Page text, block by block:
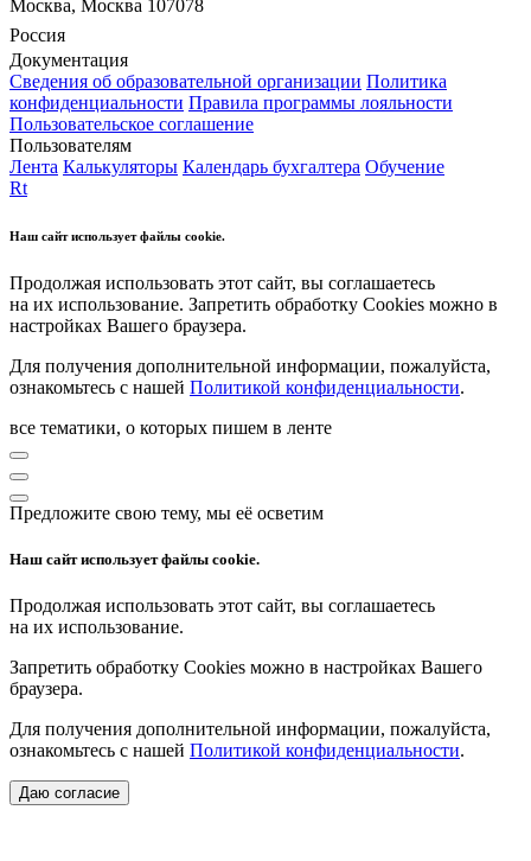
Москва, Москва 107078
Россия
Документация
Сведения об образовательной организации Политика
конфиденциальности Правила программы лояльности
Пользовательское соглашение
Пользователям
Лента Калькуляторы Календарь бухгалтера Обучение
Rt
Наш сайт использует файлы cookie.
Продолжая использовать этот сайт, вы соглашаетесь
на их использование. Запретить обработку Cookies можно в
настройках Вашего браузера.
Для получения дополнительной информации, пожалуйста,
ознакомьтесь с нашей Политикой конфиденциальности.
все тематики, о которых пишем в ленте
Предложите свою тему, мы её осветим
Наш сайт использует файлы cookie.
Продолжая использовать этот сайт, вы соглашаетесь
на их использование.
Запретить обработку Cookies можно в настройках Вашего
браузера.
Для получения дополнительной информации, пожалуйста,
ознакомьтесь с нашей Политикой конфиденциальности.
Даю согласие